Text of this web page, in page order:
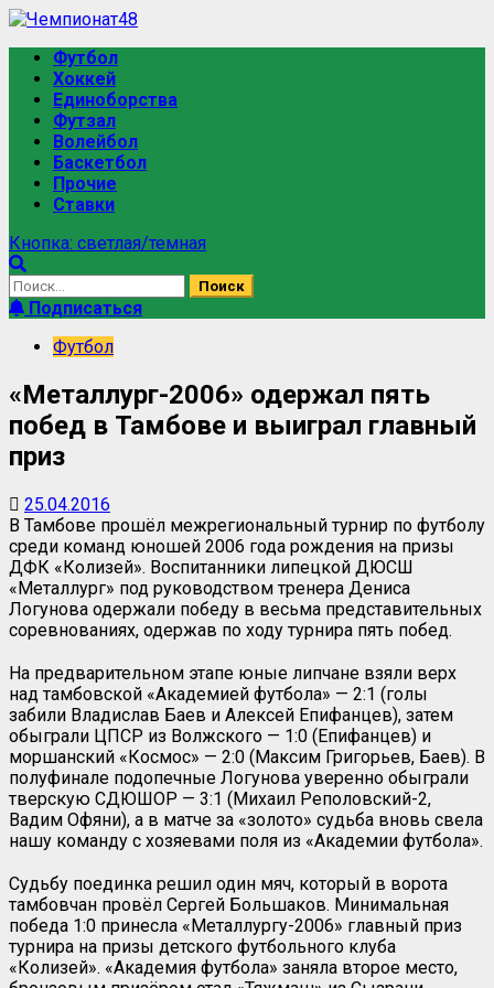
Футбол
Хоккей
Единоборства
Футзал
Волейбол
Баскетбол
Прочие
Ставки
Кнопка: светлая/темная
Подписаться
Футбол
«Металлург-2006» одержал пять
побед в Тамбове и выиграл главный
приз
25.04.2016
В Тамбове прошёл межрегиональный турнир по футболу
среди команд юношей 2006 года рождения на призы
ДФК «Колизей». Воспитанники липецкой ДЮСШ
«Металлург» под руководством тренера Дениса
Логунова одержали победу в весьма представительных
соревнованиях, одержав по ходу турнира пять побед.
На предварительном этапе юные липчане взяли верх
над тамбовской «Академией футбола» — 2:1 (голы
забили Владислав Баев и Алексей Епифанцев), затем
обыграли ЦПСР из Волжского — 1:0 (Епифанцев) и
моршанский «Космос» — 2:0 (Максим Григорьев, Баев). В
полуфинале подопечные Логунова уверенно обыграли
тверскую СДЮШОР — 3:1 (Михаил Реполовский-2,
Вадим Офяни), а в матче за «золото» судьба вновь свела
нашу команду с хозяевами поля из «Академии футбола».
Судьбу поединка решил один мяч, который в ворота
тамбовчан провёл Сергей Большаков. Минимальная
победа 1:0 принесла «Металлургу-2006» главный приз
турнира на призы детского футбольного клуба
«Колизей». «Академия футбола» заняла второе место,